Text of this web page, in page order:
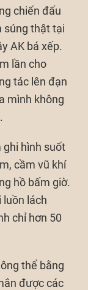
chiến đấu
súng thật tại
AK bá xếp.
lần cho
tác lên đạn
mình không
ghi hình suốt
cầm vũ khí
hồ bấm giờ.
luồn lách
chỉ hơn 50
thể bằng
được các